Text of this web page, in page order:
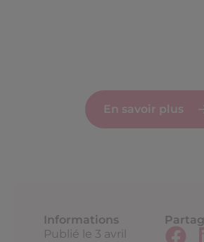
En savoir plus
Informations
Publié le 3 avril